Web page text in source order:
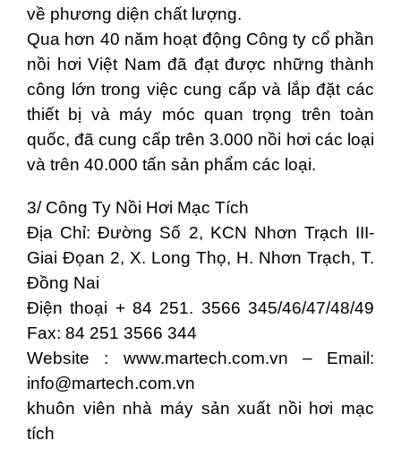
về phương diện chất lượng.
Qua hơn 40 năm hoạt động Công ty cổ phần
nồi hơi Việt Nam đã đạt được những thành
công lớn trong việc cung cấp và lắp đặt các
thiết bị và máy móc quan trọng trên toàn
quốc, đã cung cấp trên 3.000 nồi hơi các loại
và trên 40.000 tấn sản phẩm các loại.
3/ Công Ty Nồi Hơi Mạc Tích
Địa Chỉ: Đường Số 2, KCN Nhơn Trạch III-
Giai Đọan 2, X. Long Thọ, H. Nhơn Trạch, T.
Đồng Nai
Ðiện thoại + 84 251. 3566 345/46/47/48/49
Fax: 84 251 3566 344
Website : www.martech.com.vn – Email:
info@martech.com.vn
khuôn viên nhà máy sản xuất nồi hơi mạc
tích